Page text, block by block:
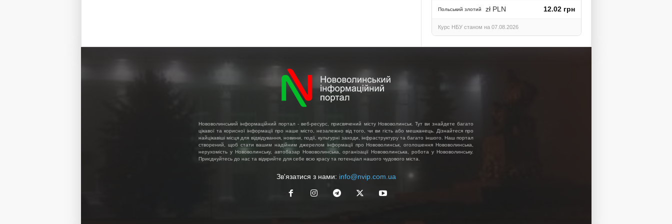
Польський злотий zł PLN 12.02 грн
Курс НБУ станом на 07.08.2026
Нововолинський інформаційний портал - веб-ресурс, присвячений місту Нововолинськ. Тут ви знайдете багато
цікавої та корисної інформації про наше місто, незалежно від того, чи ви гість або мешканець. Дізнайтеся про
найцікавіші місця для відвідування, новини, події, культурні заходи, інфраструктуру та багато іншого. Наш портал
створений, щоб стати вашим надійним джерелом інформації про Нововолинськ, оголошення Нововолинська,
нерухомість у Нововолинську, автобазар Нововолинська, організації Нововолинська, робота у Нововолинську.
Приєднуйтесь до нас та відкрийте для себе всю красу та потенціал нашого чудового міста.
Зв'язатися з нами: info@nvip.com.ua